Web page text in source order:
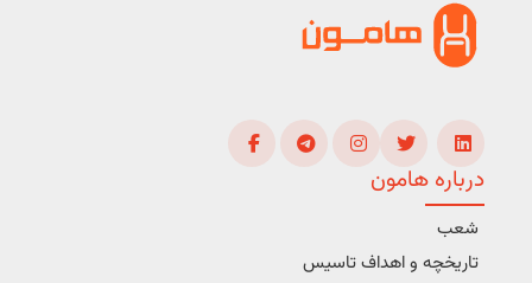
درباره هامون
شعب
تاریخچه و اهداف تاسیس